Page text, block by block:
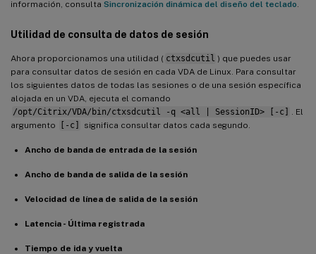
información, consulta Sincronización dinámica del diseño del teclado
Utilidad de consulta de datos de sesión
Ahora proporcionamos una utilidad ( ctxsdcutil ) que puedes usar
para consultar datos de sesión en cada VDA de Linux. Para consultar
los siguientes datos de todas las sesiones o de una sesión específica
alojada en un VDA, ejecuta el comando
/opt/Citrix/VDA/bin/ctxsdcutil -q <all | SessionID> [-c]
. El
argumento
[-c] significa consultar datos cada segundo.
Ancho de banda de entrada de la sesión
Ancho de banda de salida de la sesión
Velocidad de línea de salida de la sesión
Latencia - Última registrada
Tiempo de ida y vuelta